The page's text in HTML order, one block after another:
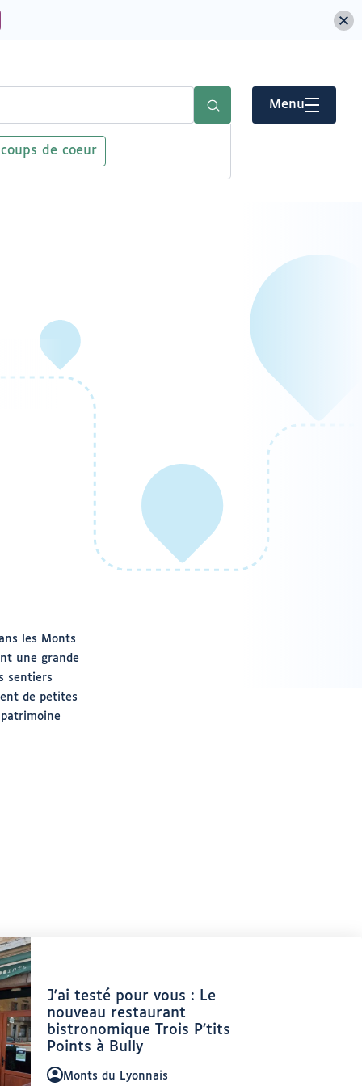
de coeur
Menu
les Monts
une grande
sentiers
de petites
Article
:
J'ai testé pour vous : Le
nouveau restaurant
bistronomique Trois P’tits
Points à Bully
Auteur
Monts du Lyonnais